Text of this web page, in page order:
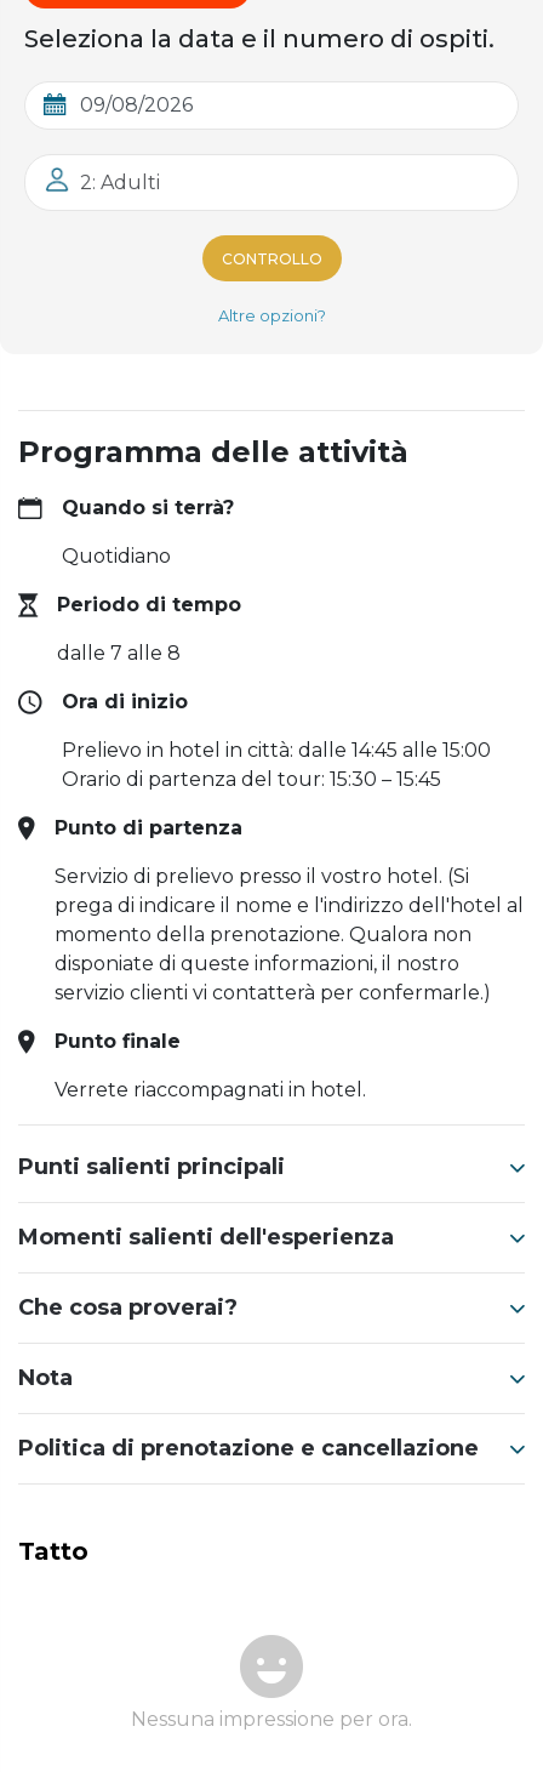
Seleziona la data e il numero di ospiti.
2: Adulti
CONTROLLO
Altre opzioni?
Programma delle attività
Quando si terrà?
Quotidiano
Periodo di tempo
dalle 7 alle 8
Ora di inizio
Prelievo in hotel in città: dalle 14:45 alle 15:00
Orario di partenza del tour: 15:30 – 15:45
Punto di partenza
Servizio di prelievo presso il vostro hotel. (Si
prega di indicare il nome e l'indirizzo dell'hotel al
momento della prenotazione. Qualora non
disponiate di queste informazioni, il nostro
servizio clienti vi contatterà per confermarle.)
Punto finale
Verrete riaccompagnati in hotel.
Punti salienti principali
Momenti salienti dell'esperienza
Che cosa proverai?
Nota
Politica di prenotazione e cancellazione
Tatto
Nessuna impressione per ora.